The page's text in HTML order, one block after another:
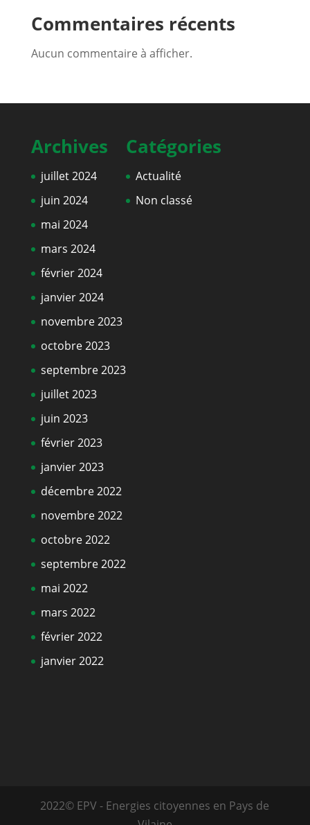
Commentaires récents
Aucun commentaire à afficher.
Archives
juillet 2024
juin 2024
mai 2024
mars 2024
février 2024
janvier 2024
novembre 2023
octobre 2023
septembre 2023
juillet 2023
juin 2023
février 2023
janvier 2023
décembre 2022
novembre 2022
octobre 2022
septembre 2022
mai 2022
mars 2022
février 2022
janvier 2022
Catégories
Actualité
Non classé
2022© EPV - Energies citoyennes en Pays de